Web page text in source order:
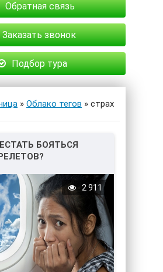
Обратная связь
Заказать звонок
Подбор тура
» Облако тегов » страх
БОЯТЬСЯ
2 911